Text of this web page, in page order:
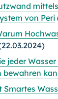
von Peri
jeder
bewahren